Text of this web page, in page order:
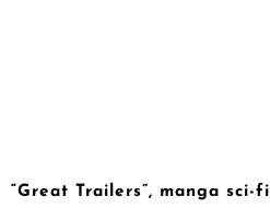
“Great Trailers”, manga sci-